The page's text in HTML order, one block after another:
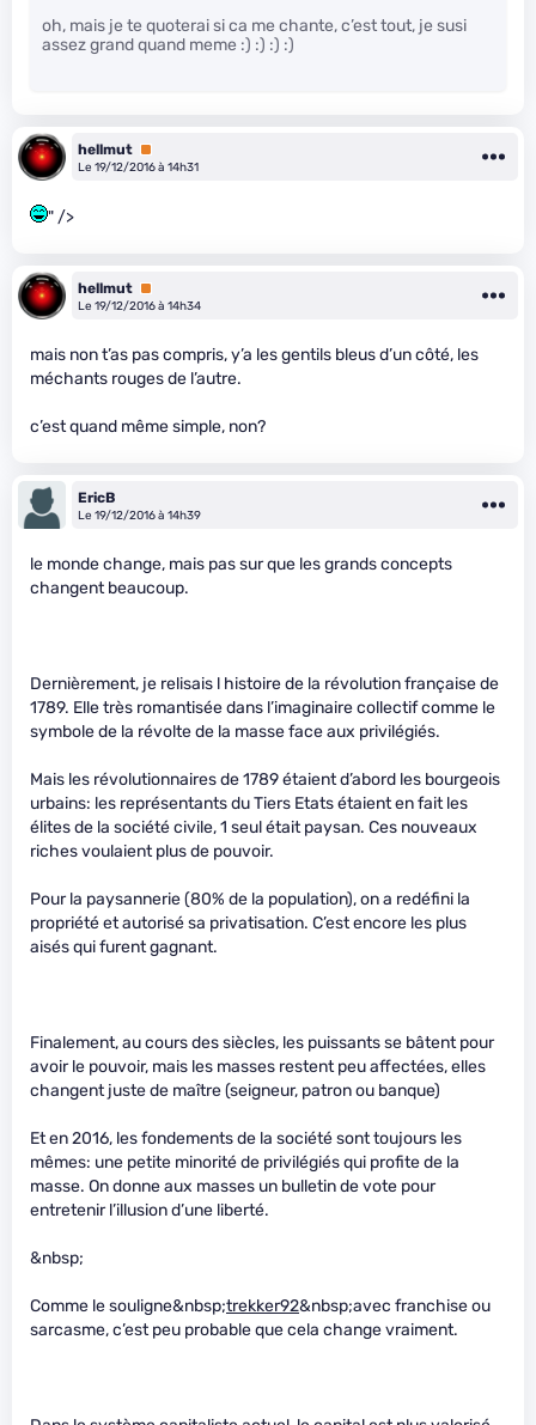
oh, mais je te quoterai si ca me chante, c’est tout, je susi
assez grand quand meme :) :) :) :)
hellmut Premium
Le 19/12/2016 à 14h31
" />
hellmut Premium
Le 19/12/2016 à 14h34
mais non t’as pas compris, y’a les gentils bleus d’un côté, les
méchants rouges de l’autre.
c’est quand même simple, non?
EricB
Le 19/12/2016 à 14h39
le monde change, mais pas sur que les grands concepts
changent beaucoup.
Dernièrement, je relisais l histoire de la révolution française de
1789. Elle très romantisée dans l’imaginaire collectif comme le
symbole de la révolte de la masse face aux privilégiés.
Mais les révolutionnaires de 1789 étaient d’abord les bourgeois
urbains: les représentants du Tiers Etats étaient en fait les
élites de la société civile, 1 seul était paysan. Ces nouveaux
riches voulaient plus de pouvoir.
Pour la paysannerie (80% de la population), on a redéfini la
propriété et autorisé sa privatisation. C’est encore les plus
aisés qui furent gagnant.
Finalement, au cours des siècles, les puissants se bâtent pour
avoir le pouvoir, mais les masses restent peu affectées, elles
changent juste de maître (seigneur, patron ou banque)
Et en 2016, les fondements de la société sont toujours les
mêmes: une petite minorité de privilégiés qui profite de la
masse. On donne aux masses un bulletin de vote pour
entretenir l’illusion d’une liberté.
&nbsp;
Comme le souligne&nbsp;trekker92&nbsp;avec franchise ou
sarcasme, c’est peu probable que cela change vraiment.